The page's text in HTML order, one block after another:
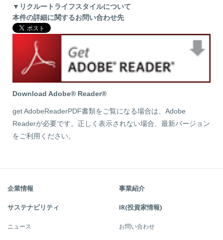
▼リクルートライフスタイルについて
本件の詳細に関するお問い合わせ先
Download Adobe® Reader®
get AdobeReaderPDF書類をご覧になる場合は、Adobe
Readerが必要です。正しく表示されない場合、最新バージョン
をご利用ください。
企業情報 事業紹介
サステナビリティ IR(投資家情報)
ニュース お問い合わせ